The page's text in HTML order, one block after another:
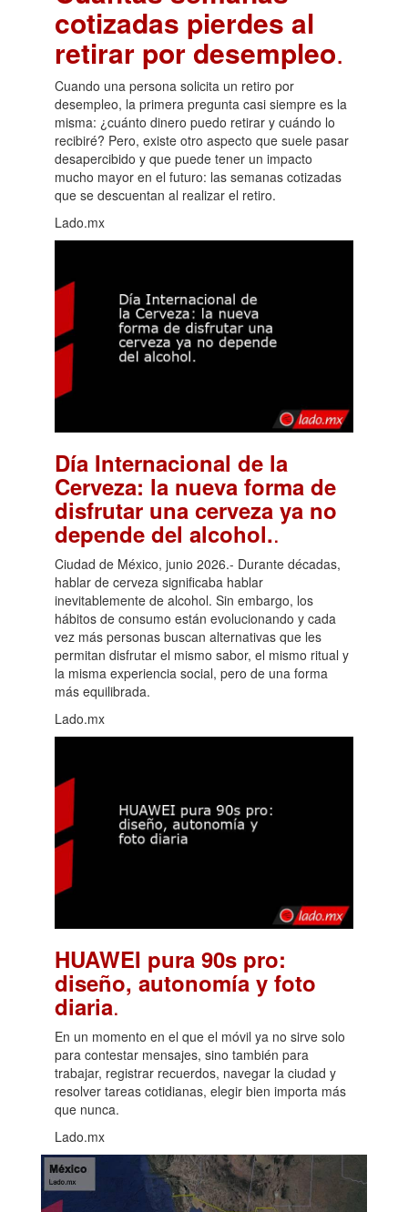
cotizadas pierdes al
retirar por desempleo.
Cuando una persona solicita un retiro por
desempleo, la primera pregunta casi siempre es la
misma: ¿cuánto dinero puedo retirar y cuándo lo
recibiré? Pero, existe otro aspecto que suele pasar
desapercibido y que puede tener un impacto
mucho mayor en el futuro: las semanas cotizadas
que se descuentan al realizar el retiro.
Lado.mx
Día Internacional de la
Cerveza: la nueva forma de
disfrutar una cerveza ya no
depende del alcohol..
Ciudad de México, junio 2026.- Durante décadas,
hablar de cerveza significaba hablar
inevitablemente de alcohol. Sin embargo, los
hábitos de consumo están evolucionando y cada
vez más personas buscan alternativas que les
permitan disfrutar el mismo sabor, el mismo ritual y
la misma experiencia social, pero de una forma
más equilibrada.
Lado.mx
HUAWEI pura 90s pro:
diseño, autonomía y foto
diaria.
En un momento en el que el móvil ya no sirve solo
para contestar mensajes, sino también para
trabajar, registrar recuerdos, navegar la ciudad y
resolver tareas cotidianas, elegir bien importa más
que nunca.
Lado.mx